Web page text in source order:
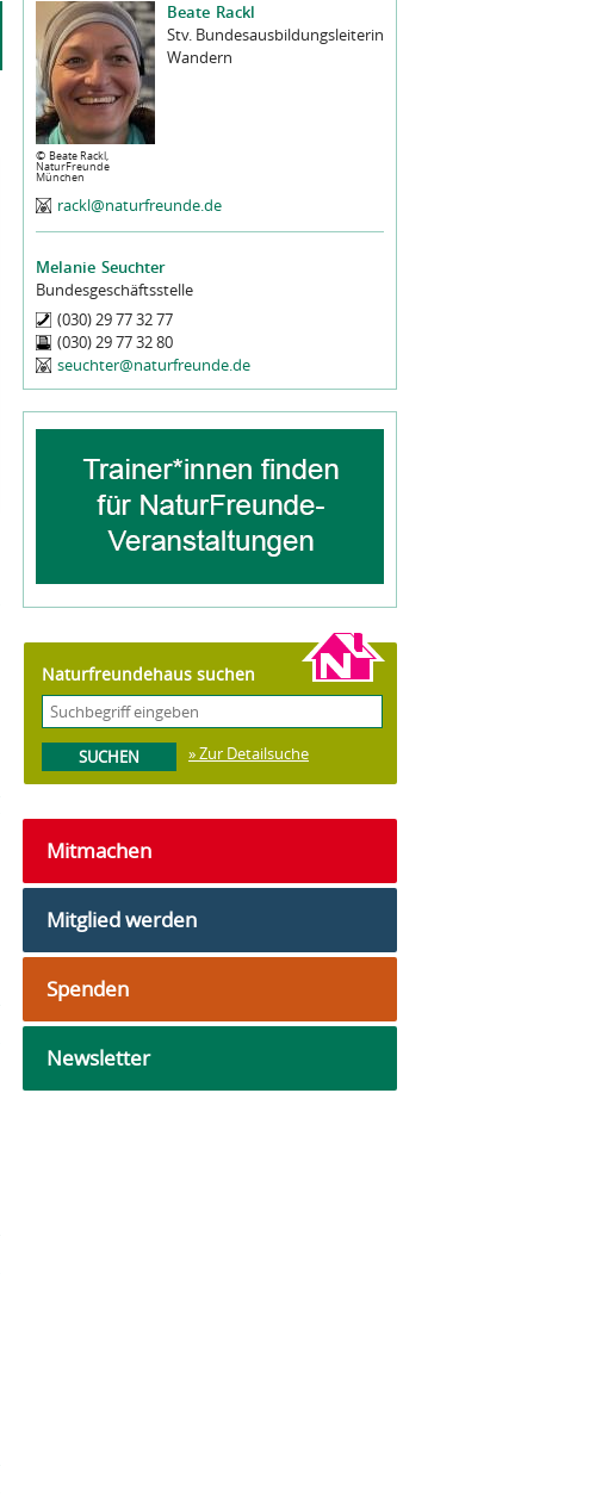
© Beate Rackl,
NaturFreunde
München
Beate Rackl
Stv. Bundesausbildungsleiterin
Wandern
rackl@naturfreunde.de
Melanie Seuchter
Bundesgeschäftsstelle
(030) 29 77 32 77
(030) 29 77 32 80
seuchter@naturfreunde.de
Naturfreundehaus suchen
» Zur Detailsuche
Mitmachen
Mitglied werden
Spenden
Newsletter